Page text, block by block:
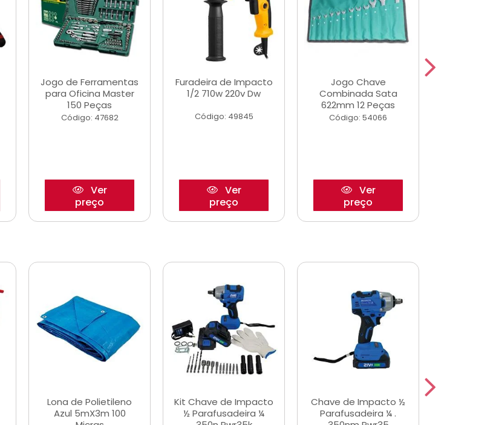
Jogo de Ferramentas
para Oficina Master
150 Peças
Código: 47682
Ver
preço
Furadeira de Impacto
1/2 710w 220v Dw
Código: 49845
Ver
preço
Jogo Chave
Combinada Sata
622mm 12 Peças
Código: 54066
Ver
preço
Lona de Polietileno
Azul 5mX3m 100
Kit Chave de Impacto
½ Parafusadeira ¼
Chave de Impacto ½
Parafusadeira ¼ .